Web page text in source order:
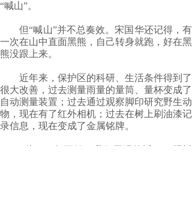
“喊山”。
但“喊山”并不总奏效。宋国华还记得，有
一次在山中直面黑熊，自己转身就跑，好在黑
熊没跟上来。
近年来，保护区的科研、生活条件得到了
很大改善，过去测量雨量的量筒、量杯变成了
自动测量装置；过去通过观察脚印研究野生动
物，现在有了红外相机；过去在树上刷油漆记
录信息，现在变成了金属铭牌。